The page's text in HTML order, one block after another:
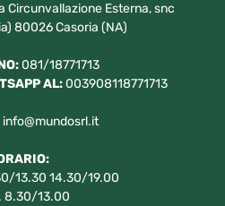
Circunvallazione Esterna, snc
80026 Casoria (NA)
081/18771713
AL:003908118771713
info@mundosrl.it
13.30 14.30/19.00
8.30/13.00